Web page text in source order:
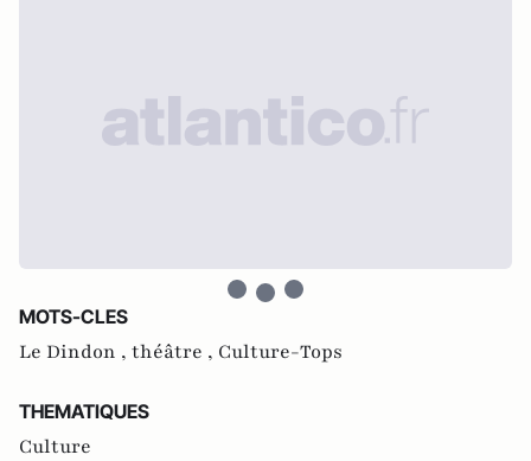
MOTS-CLES
Le Dindon , théâtre , Culture-Tops
THEMATIQUES
Culture